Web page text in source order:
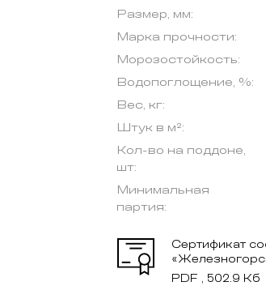
Размер, мм:
Марка прочности:
Морозостойкость:
Водопоглощение, %:
Вес, кг:
Штук в м²:
Кол-во на поддоне,
шт:
Минимальная
партия:
Сертификат
PDF , 502.9 Кб